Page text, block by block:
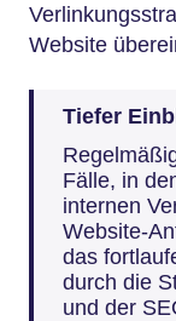
Website
Tiefer
Fälle, in
internen
Website-
das
durch die
und der